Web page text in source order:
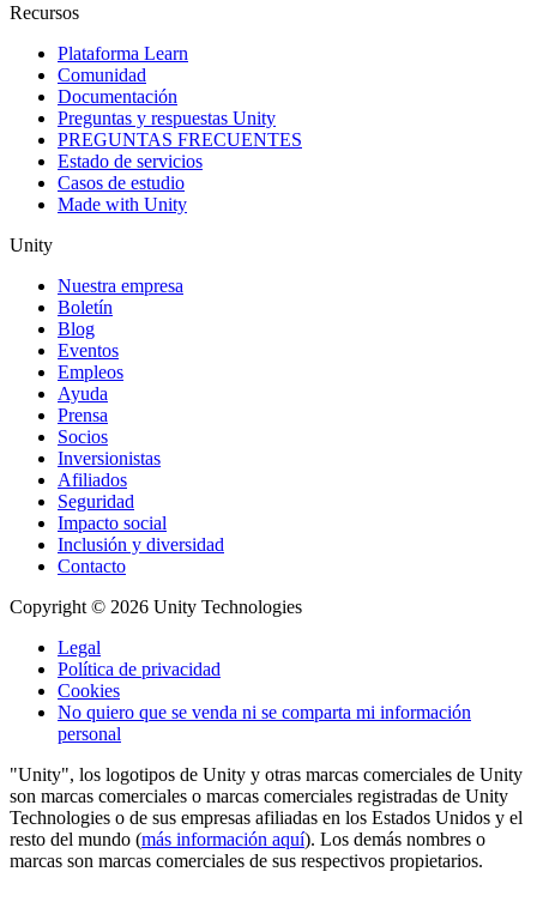
Recursos
Plataforma Learn
Comunidad
Documentación
Preguntas y respuestas Unity
PREGUNTAS FRECUENTES
Estado de servicios
Casos de estudio
Made with Unity
Unity
Nuestra empresa
Boletín
Blog
Eventos
Empleos
Ayuda
Prensa
Socios
Inversionistas
Afiliados
Seguridad
Impacto social
Inclusión y diversidad
Contacto
Copyright © 2026 Unity Technologies
Legal
Política de privacidad
Cookies
No quiero que se venda ni se comparta mi información
personal
"Unity", los logotipos de Unity y otras marcas comerciales de Unity
son marcas comerciales o marcas comerciales registradas de Unity
Technologies o de sus empresas afiliadas en los Estados Unidos y el
resto del mundo (más información aquí). Los demás nombres o
marcas son marcas comerciales de sus respectivos propietarios.